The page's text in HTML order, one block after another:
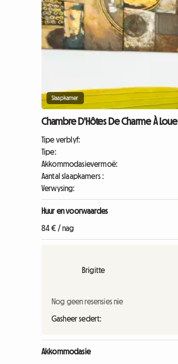
Slaapkamer
Chambre D'Hôtes De Charme À
Tipe verblyf:
Tipe:
Akkommodasievermoë:
Aantal slaapkamers :
Verwysing:
Huur en voorwaardes
84 € / nag
Brigitte
Nog geen resensies nie
Gasheer sedert:
Akkommodasie